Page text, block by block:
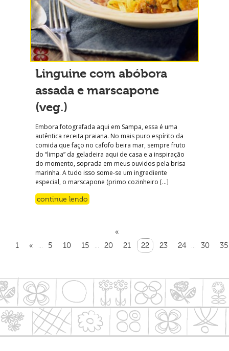
Linguine com abóbora
assada e marscapone
(veg.)
Embora fotografada aqui em Sampa, essa é uma
autêntica receita praiana. No mais puro espírito da
comida que faço no cafofo beira mar, sempre fruto
do “limpa” da geladeira aqui de casa e a inspiração
do momento, soprada em meus ouvidos pela brisa
marinha. A tudo isso some-se um ingrediente
especial, o marscapone (primo cozinheiro […]
continue lendo
«
1
« ... 5 10 15 ... 20 21 22 23 24 ... 30 35